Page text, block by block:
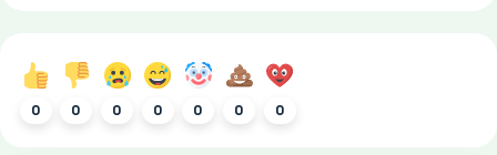
0 0 0 0 0 0 0